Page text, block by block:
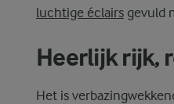
luchtige éclairs gevuld
Heerlijk rijk,
Het is